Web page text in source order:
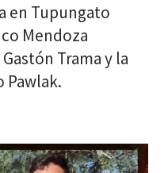
en Tupungato
Mendoza
Trama y la
Pawlak.